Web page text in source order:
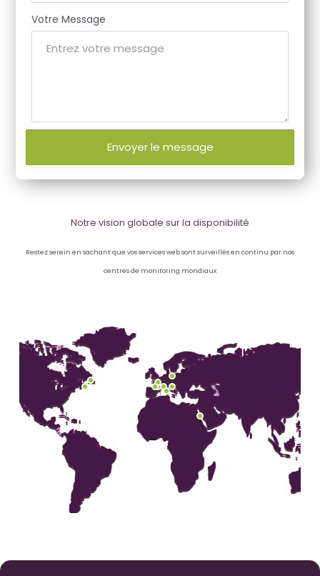
Notre vision globale sur la disponibilité
Restez serein en sachant que vos services web sont surveillés en continu par nos
centres de monitoring mondiaux
Votre Message
Envoyer le message